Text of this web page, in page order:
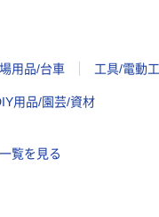
用品/台車 工具/電動
用品/園芸/資材
一覧を見る